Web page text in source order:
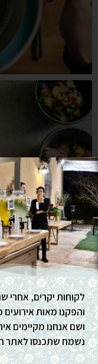
לקוחות יקרים, אחרי
והפקנו מאות
ושם אנחנו מקיימים
נשמח שתכנסו לאתר